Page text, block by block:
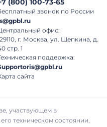
/ 1300 об/мин
5.921
(800) 100-73-65
звонок по России
офис:
г. Москва, ул. Щепкина, д.
стр. 1
поддержка:
сайта
участвующем в
техническом состоянии,